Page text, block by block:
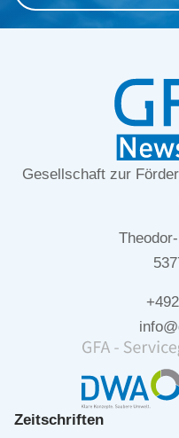
Gesellschaft zur
Zeitschriften